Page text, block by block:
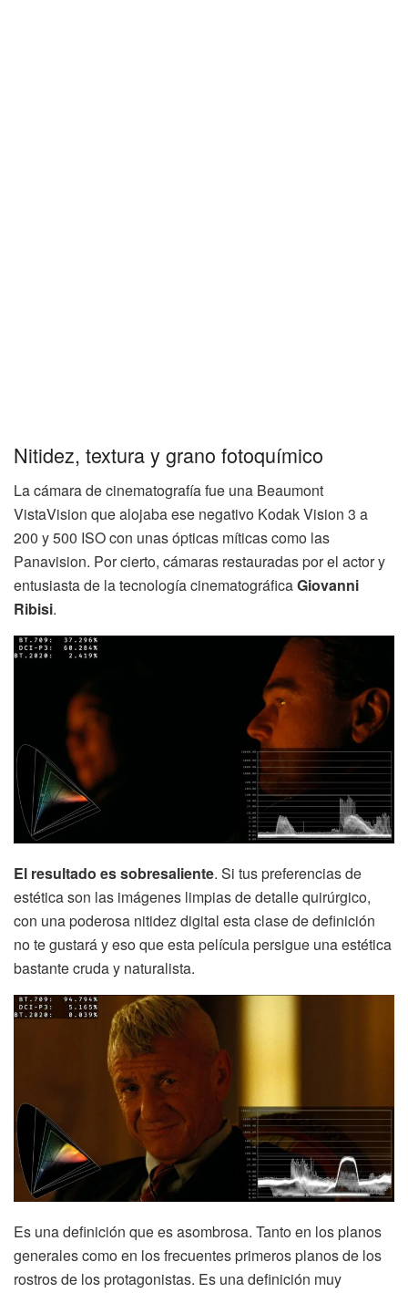
Nitidez, textura y grano fotoquímico
La cámara de cinematografía fue una Beaumont
VistaVision que alojaba ese negativo Kodak Vision 3 a
200 y 500 ISO con unas ópticas míticas como las
Panavision. Por cierto, cámaras restauradas por el actor y
entusiasta de la tecnología cinematográficaGiovanni
Ribisi.
El resultado es sobresaliente. Si tus preferencias de
estética son las imágenes limpias de detalle quirúrgico,
con una poderosa nitidez digital esta clase de definición
no te gustará y eso que esta película persigue una estética
bastante cruda y naturalista.
Es una definición que es asombrosa. Tanto en los planos
generales como en los frecuentes primeros planos de los
rostros de los protagonistas. Es una definición muy